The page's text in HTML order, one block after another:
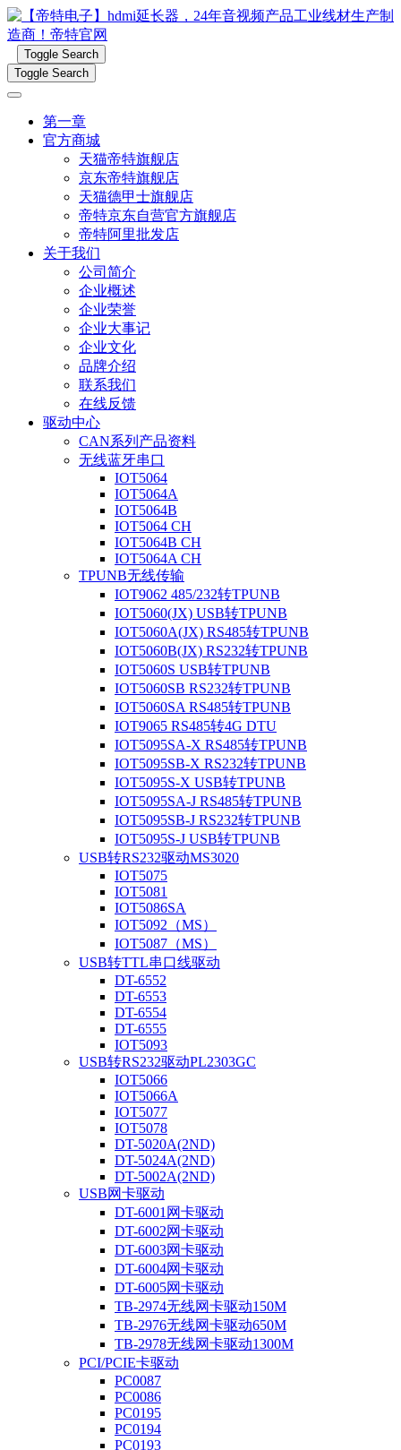
Toggle Search
Toggle Search
第一章
官方商城
天猫帝特旗舰店
京东帝特旗舰店
天猫德甲士旗舰店
帝特京东自营官方旗舰店
帝特阿里批发店
关于我们
公司简介
企业概述
企业荣誉
企业大事记
企业文化
品牌介绍
联系我们
在线反馈
驱动中心
CAN系列产品资料
无线蓝牙串口
IOT5064
IOT5064A
IOT5064B
IOT5064 CH
IOT5064B CH
IOT5064A CH
TPUNB无线传输
IOT9062 485/232转TPUNB
IOT5060(JX) USB转TPUNB
IOT5060A(JX) RS485转TPUNB
IOT5060B(JX) RS232转TPUNB
IOT5060S USB转TPUNB
IOT5060SB RS232转TPUNB
IOT5060SA RS485转TPUNB
IOT9065 RS485转4G DTU
IOT5095SA-X RS485转TPUNB
IOT5095SB-X RS232转TPUNB
IOT5095S-X USB转TPUNB
IOT5095SA-J RS485转TPUNB
IOT5095SB-J RS232转TPUNB
IOT5095S-J USB转TPUNB
USB转RS232驱动MS3020
IOT5075
IOT5081
IOT5086SA
IOT5092（MS）
IOT5087（MS）
USB转TTL串口线驱动
DT-6552
DT-6553
DT-6554
DT-6555
IOT5093
USB转RS232驱动PL2303GC
IOT5066
IOT5066A
IOT5077
IOT5078
DT-5020A(2ND)
DT-5024A(2ND)
DT-5002A(2ND)
USB网卡驱动
DT-6001网卡驱动
DT-6002网卡驱动
DT-6003网卡驱动
DT-6004网卡驱动
DT-6005网卡驱动
TB-2974无线网卡驱动150M
TB-2976无线网卡驱动650M
TB-2978无线网卡驱动1300M
PCI/PCIE卡驱动
PC0087
PC0086
PC0195
PC0194
PC0193